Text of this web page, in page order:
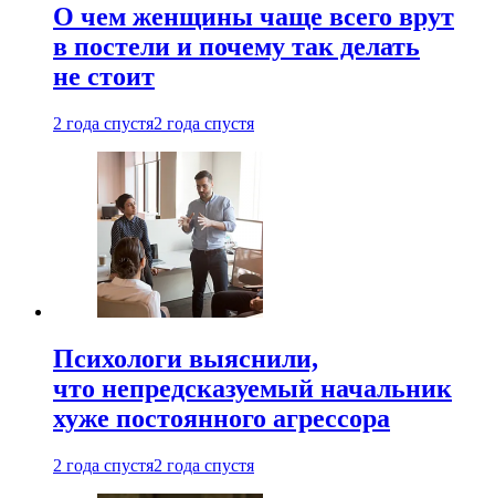
О чем женщины чаще всего врут
в постели и почему так делать
не стоит
2 года спустя2 года спустя
Психологи выяснили,
что непредсказуемый начальник
хуже постоянного агрессора
2 года спустя2 года спустя